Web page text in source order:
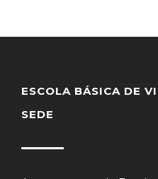
ESCOLA BÁSICA DE
SEDE